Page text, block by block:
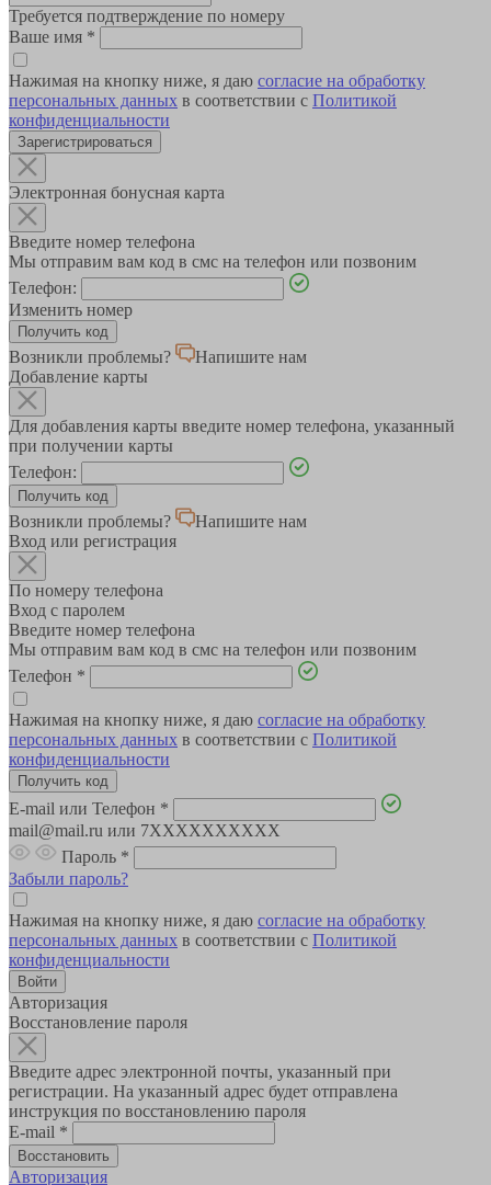
Требуется подтверждение по номеру
Ваше имя *
Нажимая на кнопку ниже, я даю согласие на обработку
персональных данных в соответствии с Политикой
конфиденциальности
Зарегистрироваться
Электронная бонусная карта
Введите номер телефона
Мы отправим вам код в смс на телефон или позвоним
Телефон:
Изменить номер
Возникли проблемы?
Напишите нам
Добавление карты
Для добавления карты введите номер телефона, указанный
при получении карты
Телефон:
Возникли проблемы?
Напишите нам
Вход или регистрация
По номеру телефона
Вход с паролем
Введите номер телефона
Мы отправим вам код в смс на телефон или позвоним
Телефон *
Нажимая на кнопку ниже, я даю согласие на обработку
персональных данных в соответствии с Политикой
конфиденциальности
E-mail или Телефон *
mail@mail.ru или 7XXXXXXXXXX
Пароль *
Забыли пароль?
Нажимая на кнопку ниже, я даю согласие на обработку
персональных данных в соответствии с Политикой
конфиденциальности
Авторизация
Восстановление пароля
Введите адрес электронной почты, указанный при
регистрации. На указанный адрес будет отправлена
инструкция по восстановлению пароля
E-mail *
Авторизация